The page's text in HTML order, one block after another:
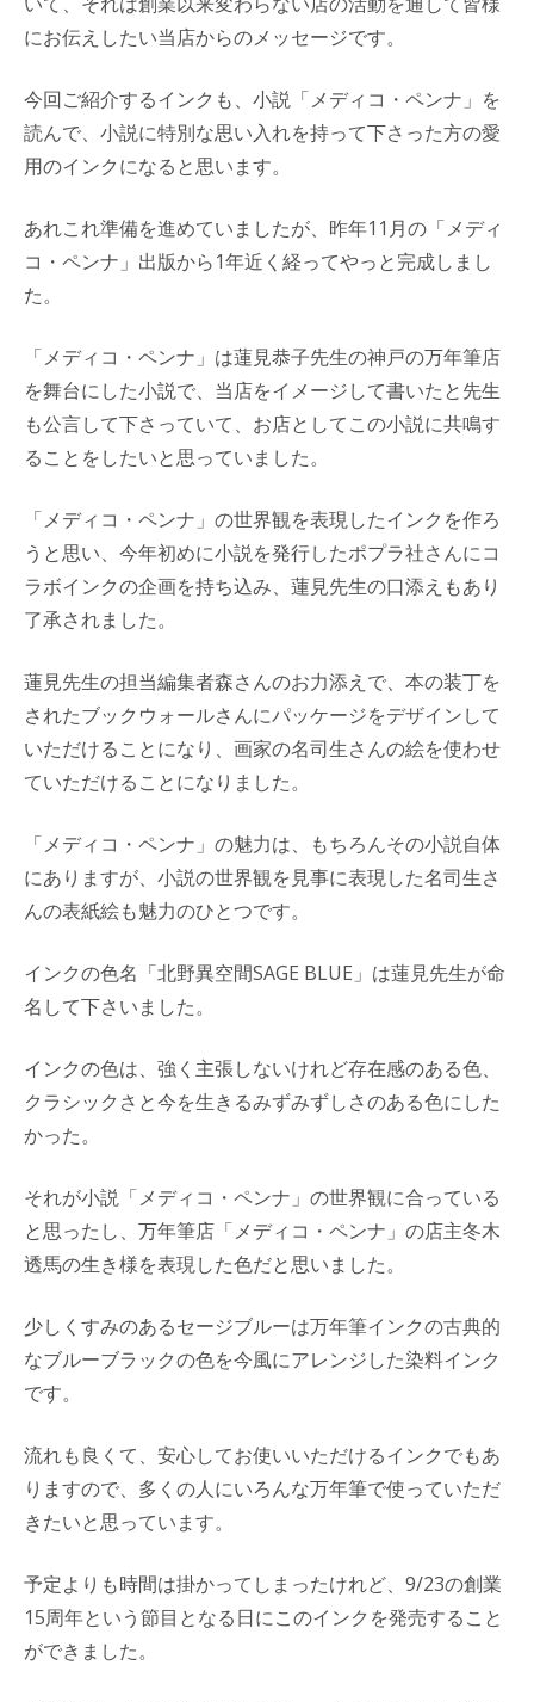
にお伝えしたい当店からのメッセージです。
今回ご紹介するインクも、小説「メディコ・ペンナ」を
読んで、小説に特別な思い入れを持って下さった方の愛
用のインクになると思います。
あれこれ準備を進めていましたが、昨年11月の「メディ
コ・ペンナ」出版から1年近く経ってやっと完成しまし
た。
「メディコ・ペンナ」は蓮見恭子先生の神戸の万年筆店
を舞台にした小説で、当店をイメージして書いたと先生
も公言して下さっていて、お店としてこの小説に共鳴す
ることをしたいと思っていました。
「メディコ・ペンナ」の世界観を表現したインクを作ろ
うと思い、今年初めに小説を発行したポプラ社さんにコ
ラボインクの企画を持ち込み、蓮見先生の口添えもあり
了承されました。
蓮見先生の担当編集者森さんのお力添えで、本の装丁を
されたブックウォールさんにパッケージをデザインして
いただけることになり、画家の名司生さんの絵を使わせ
ていただけることになりました。
「メディコ・ペンナ」の魅力は、もちろんその小説自体
にありますが、小説の世界観を見事に表現した名司生さ
んの表紙絵も魅力のひとつです。
インクの色名「北野異空間SAGE BLUE」は蓮見先生が命
名して下さいました。
インクの色は、強く主張しないけれど存在感のある色、
クラシックさと今を生きるみずみずしさのある色にした
かった。
それが小説「メディコ・ペンナ」の世界観に合っている
と思ったし、万年筆店「メディコ・ペンナ」の店主冬木
透馬の生き様を表現した色だと思いました。
少しくすみのあるセージブルーは万年筆インクの古典的
なブルーブラックの色を今風にアレンジした染料インク
です。
流れも良くて、安心してお使いいただけるインクでもあ
りますので、多くの人にいろんな万年筆で使っていただ
きたいと思っています。
予定よりも時間は掛かってしまったけれど、9/23の創業
15周年という節目となる日にこのインクを発売すること
ができました。